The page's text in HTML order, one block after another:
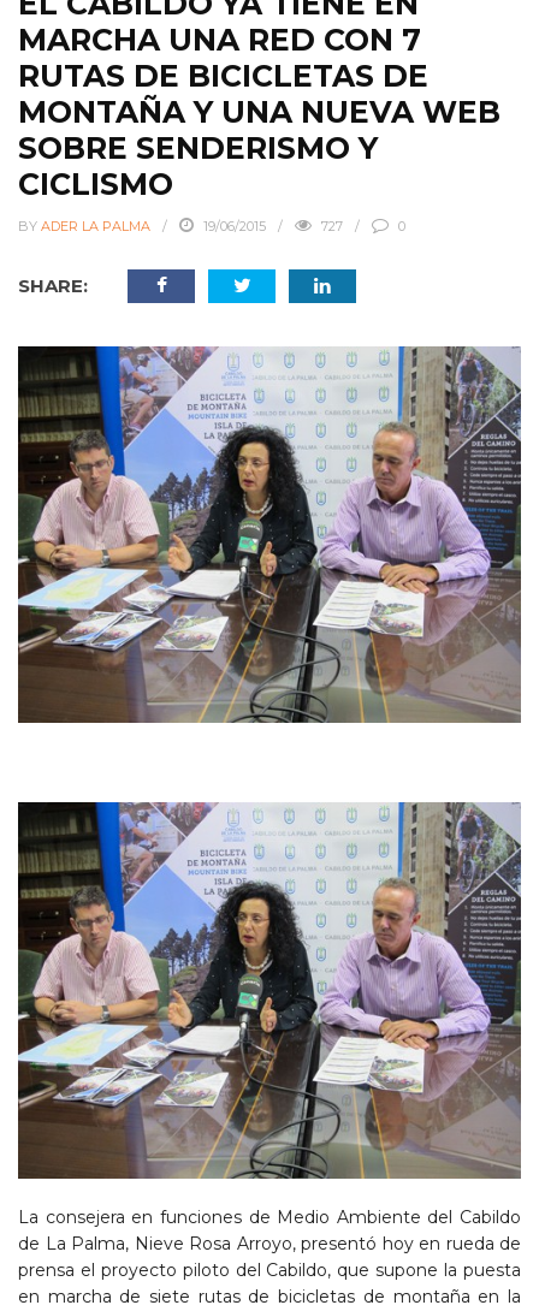
MARCHA UNA RED CON 7
RUTAS DE BICICLETAS DE
MONTAÑA Y UNA NUEVA WEB
SOBRE SENDERISMO Y
CICLISMO
BY ADER LA PALMA 19/06/2015 727 0
SHARE:
La consejera en funciones de Medio Ambiente del Cabildo
de La Palma, Nieve Rosa Arroyo, presentó hoy en rueda de
prensa el proyecto piloto del Cabildo, que supone la puesta
en marcha de siete rutas de bicicletas de montaña en la